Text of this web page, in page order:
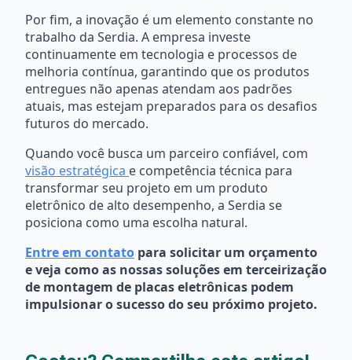
Por fim, a inovação é um elemento constante no
trabalho da Serdia. A empresa investe
continuamente em tecnologia e processos de
melhoria contínua, garantindo que os produtos
entregues não apenas atendam aos padrões
atuais, mas estejam preparados para os desafios
futuros do mercado.
Quando você busca um parceiro confiável, com
visão estratégica e competência técnica para
transformar seu projeto em um produto
eletrônico de alto desempenho, a Serdia se
posiciona como uma escolha natural.
Entre em contato para solicitar um orçamento
e veja como as nossas soluções em terceirização
de montagem de placas eletrônicas podem
impulsionar o sucesso do seu próximo projeto.